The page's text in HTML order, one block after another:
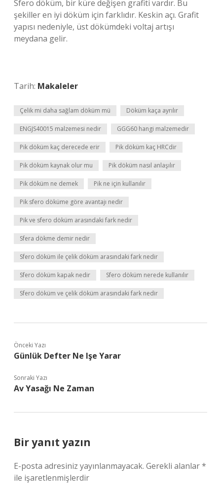
Sfero döküm, bir küre değişen grafiti vardır. Bu
şekiller en iyi döküm için farklıdır. Keskin açı. Grafit
yapısı nedeniyle, üst dökümdeki voltaj artışı
meydana gelir.
Tarih: Makaleler
Çelik mi daha sağlam döküm mü Döküm kaça ayrılır
ENGJS40015 malzemesi nedir GGG60 hangi malzemedir
Pik döküm kaç derecede erir Pik döküm kaç HRCdir
Pik döküm kaynak olur mu Pik döküm nasıl anlaşılır
Pik döküm ne demek Pik ne için kullanılır
Pik sfero döküme göre avantajı nedir
Pik ve sfero döküm arasındaki fark nedir
Sfera dökme demir nedir
Sfero döküm ile çelik döküm arasındaki fark nedir
Sfero döküm kapak nedir Sfero döküm nerede kullanılır
Sfero döküm ve çelik döküm arasındaki fark nedir
Önceki Yazı
Günlük Defter Ne Işe Yarar
Sonraki Yazı
Av Yasağı Ne Zaman
Bir yanıt yazın
E-posta adresiniz yayınlanmayacak. Gerekli alanlar*
ile işaretlenmişlerdir